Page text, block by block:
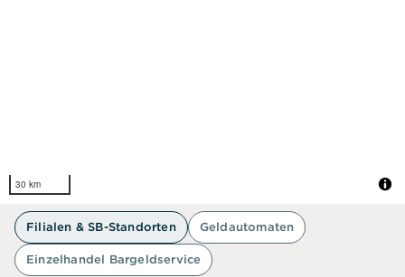
30 km
Filialen & SB-Standorten Geldautomaten
Einzelhandel Bargeldservice